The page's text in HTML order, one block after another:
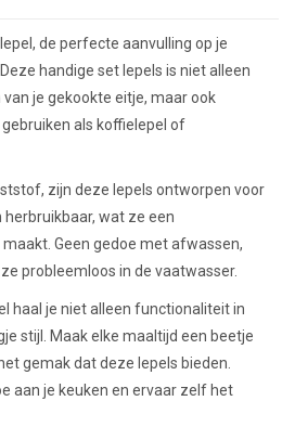
de perfecte aanvulling op je
handige set lepels is niet alleen
je gekookte eitje, maar ook
als koffielepel of
zijn deze lepels ontworpen voor
wat ze een
Geen gedoe met afwassen,
probleemloos in de vaatwasser.
haal je niet alleen functionaliteit in
stijl. Maak elke maaltijd een beetje
gemak dat deze lepels bieden.
aan je keuken en ervaar zelf het